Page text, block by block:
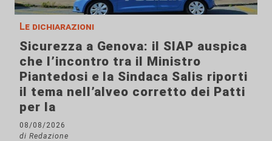
Le dichiarazioni
Sicurezza a Genova: il SIAP auspica
che l’incontro tra il Ministro
Piantedosi e la Sindaca Salis riporti
il tema nell’alveo corretto dei Patti
per la
08/08/2026
di Redazione